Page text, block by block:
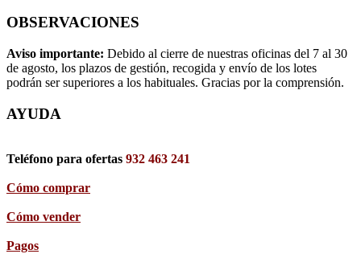
OBSERVACIONES
Aviso importante: Debido al cierre de nuestras oficinas del 7 al 30
de agosto, los plazos de gestión, recogida y envío de los lotes
podrán ser superiores a los habituales. Gracias por la comprensión.
AYUDA
Teléfono para ofertas 932 463 241
Cómo comprar
Cómo vender
Pagos